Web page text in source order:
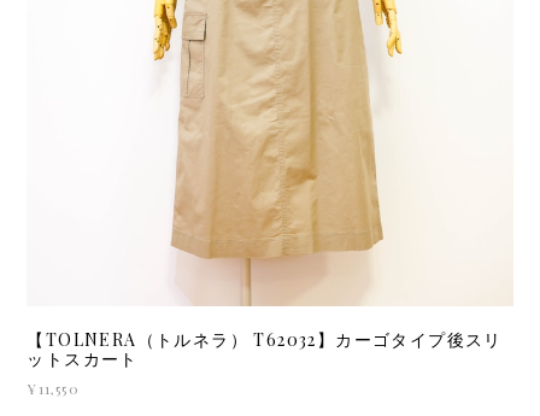
【TOLNERA（トルネラ） T62032】カーゴタイプ後スリ
ットスカート
¥11,550